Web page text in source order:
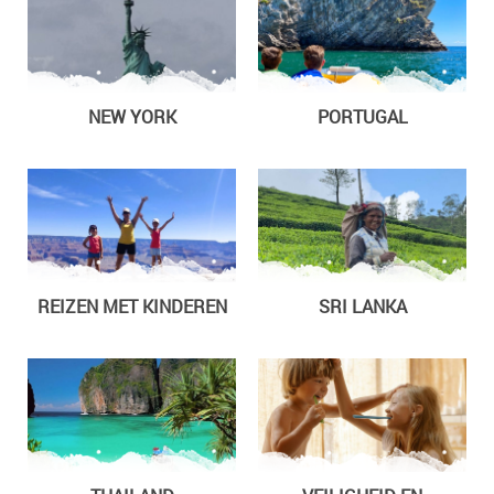
NEW YORK PORTUGAL
REIZEN MET KINDEREN SRI LANKA